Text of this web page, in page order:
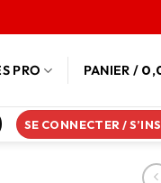
PRO PANIER /
SE CONNECTER /